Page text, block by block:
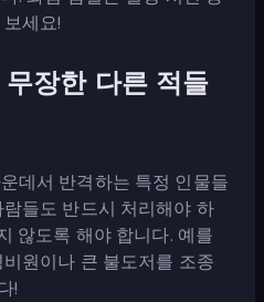
세요!
장한 다른 적들
데서 반격하는 특정 인물들
들도 반드시 처리해야 하
않도록 해야 합니다. 예를
원이나 큰 불도저를 조종
!